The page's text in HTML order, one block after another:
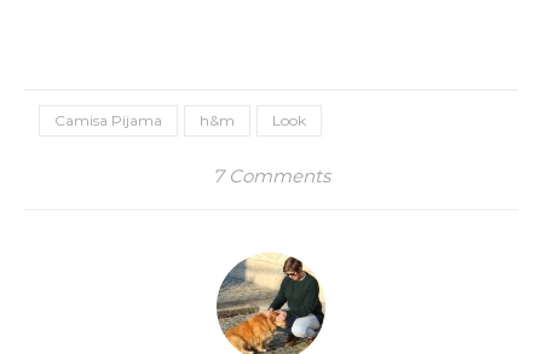
Camisa Pijama h&m Look
7 Comments